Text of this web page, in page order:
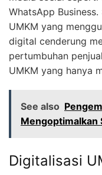
WhatsApp
UMKM yang
digital cenderung
pertumbuhan
UMKM yang hanya
See also
Mengoptimalkan
Digitalisasi